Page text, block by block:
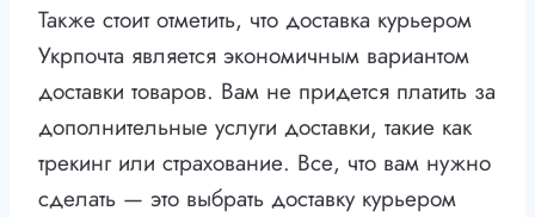
Также стоит отметить, что доставка курьером
Укрпочта является экономичным вариантом
доставки товаров. Вам не придется платить за
дополнительные услуги доставки, такие как
трекинг или страхование. Все, что вам нужно
сделать — это выбрать доставку курьером